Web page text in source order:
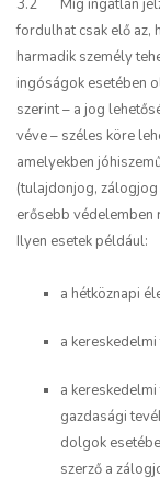
3.2 Míg ingatlan
fordulhat csak elő az,
harmadik személy
ingóságok esetében
szerint – a jog
véve – széles köre
amelyekben
(tulajdonjog,
erősebb védelemben
Ilyen esetek például:
a hétköznapi
a
a
gazdasági
dolgok
szerző a